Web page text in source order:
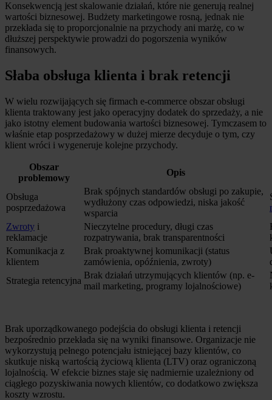
Konsekwencją jest skalowanie działań, które nie generują realnej
wartości biznesowej. Budżety marketingowe rosną, jednak nie
przekłada się to proporcjonalnie na przychody ani marżę, co w
dłuższej perspektywie prowadzi do pogorszenia wyników
finansowych.
Słaba obsługa klienta i brak retencji
W wielu rozwijających się firmach e-commerce obszar obsługi
klienta traktowany jest jako operacyjny dodatek do sprzedaży, a nie
jako istotny element budowania wartości biznesowej. Tymczasem to
właśnie etap posprzedażowy w dużej mierze decyduje o tym, czy
klient wróci i wygeneruje kolejne przychody.
Obszar
problemowy
Opis
Obsługa
posprzedażowa
Brak spójnych standardów obsługi po zakupie,
wydłużony czas odpowiedzi, niska jakość
wsparcia
Zwroty i
reklamacje
Nieczytelne procedury, długi czas
rozpatrywania, brak transparentności
Komunikacja z
klientem
Brak proaktywnej komunikacji (status
zamówienia, opóźnienia, zwroty)
Strategia retencyjna
Brak działań utrzymujących klientów (np. e-
mail marketing, programy lojalnościowe)
Brak uporządkowanego podejścia do obsługi klienta i retencji
bezpośrednio przekłada się na wyniki finansowe. Organizacje nie
wykorzystują pełnego potencjału istniejącej bazy klientów, co
skutkuje niską wartością życiową klienta (LTV) oraz ograniczoną
lojalnością. W efekcie biznes staje się nadmiernie uzależniony od
ciągłego pozyskiwania nowych klientów, co dodatkowo zwiększa
koszty wzrostu.